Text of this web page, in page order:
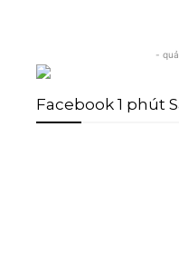
-
Facebook 1 phút